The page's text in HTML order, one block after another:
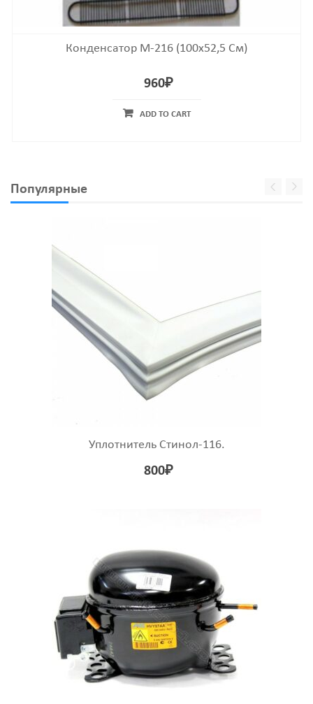
Конденсатор М-216 (100х52,5 См)
960₽
ADD TO CART
Популярные
Уплотнитель Стинол-116.
800₽